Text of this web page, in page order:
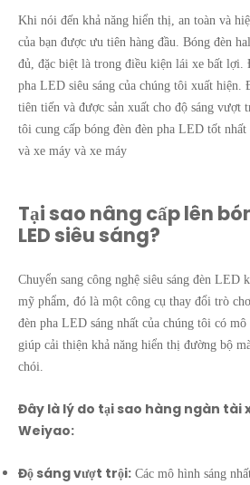
Khi nói đến khả năng hiển thị, an toàn và
của bạn được ưu tiên hàng đầu. Bóng đèn
đủ, đặc biệt là trong điều kiện lái xe bất lợi.
pha LED siêu sáng của chúng tôi xuất
tiên tiến và được sản xuất cho độ sáng vượt
tôi cung cấp bóng đèn đèn pha LED tốt
và xe máy và xe máy
Tại sao nâng cấp lên
LED siêu sáng?
Chuyển sang công nghệ siêu sáng đèn LED
mỹ phẩm, đó là một công cụ thay đổi trò
đèn pha LED sáng nhất của chúng tôi có
giúp cải thiện khả năng hiển thị đường bộ
chói.
Đây là lý do tại sao hàng ngàn tài
Weiyao:
Độ sáng vượt trội: Các mô hình sáng